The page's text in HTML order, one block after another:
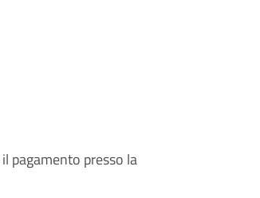
pagamento presso la